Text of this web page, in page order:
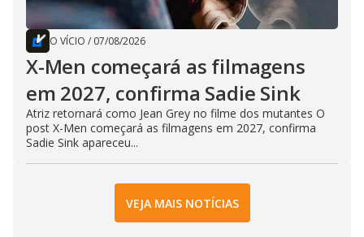
O VÍCIO / 07/08/2026
X-Men começará as filmagens
em 2027, confirma Sadie Sink
Atriz retornará como Jean Grey no filme dos mutantes O
post X-Men começará as filmagens em 2027, confirma
Sadie Sink apareceu...
VEJA MAIS NOTÍCIAS